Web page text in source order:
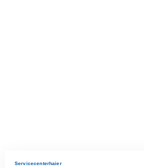
Servicecenterhaier